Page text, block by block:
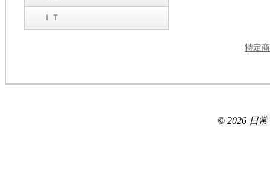
ＩＴ
特定
© 2026 日常